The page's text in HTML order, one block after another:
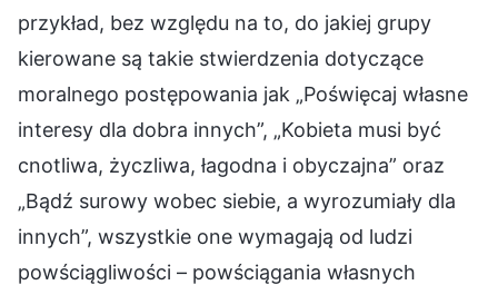
przykład, bez względu na to, do jakiej grupy
kierowane są takie stwierdzenia dotyczące
moralnego postępowania jak „Poświęcaj własne
interesy dla dobra innych”, „Kobieta musi być
cnotliwa, życzliwa, łagodna i obyczajna” oraz
„Bądź surowy wobec siebie, a wyrozumiały dla
innych”, wszystkie one wymagają od ludzi
powściągliwości – powściągania własnych